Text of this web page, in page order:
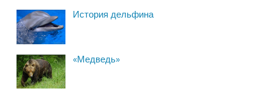
История дельфина
«Медведь»